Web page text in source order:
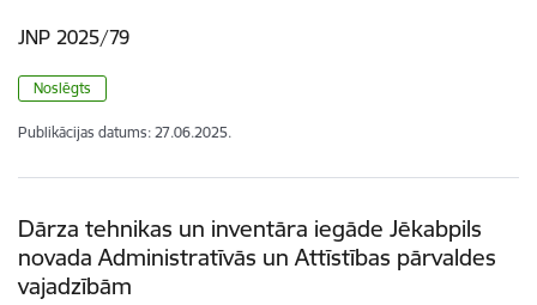
JNP 2025/79
Noslēgts
Publikācijas datums: 27.06.2025.
Dārza tehnikas un inventāra iegāde Jēkabpils
novada Administratīvās un Attīstības pārvaldes
vajadzībām